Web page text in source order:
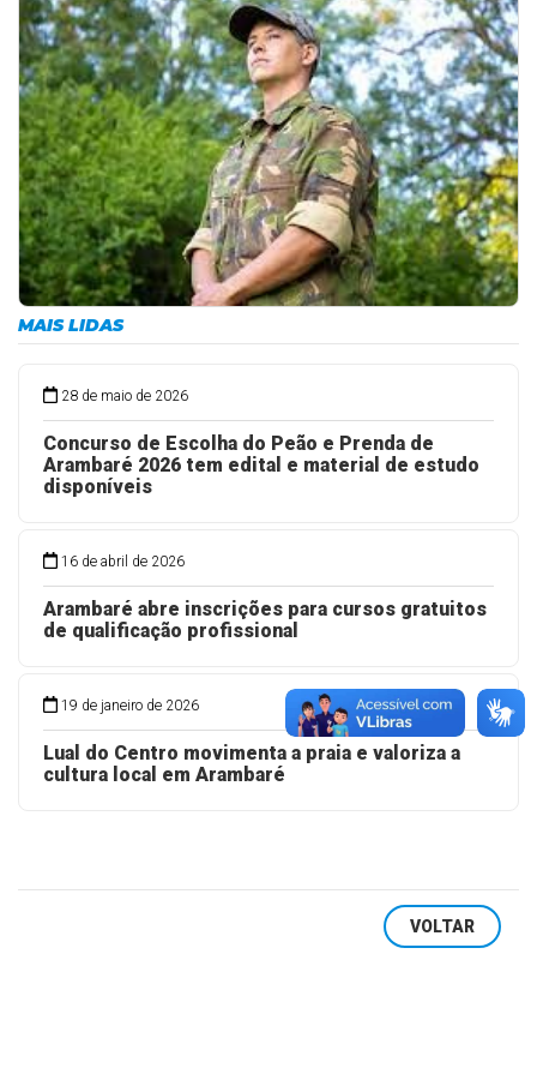
MAIS LIDAS
28 de maio de 2026
Concurso de Escolha do Peão e Prenda de
Arambaré 2026 tem edital e material de estudo
disponíveis
16 de abril de 2026
Arambaré abre inscrições para cursos gratuitos
de qualificação profissional
19 de janeiro de 2026
Lual do Centro movimenta a praia e valoriza a
cultura local em Arambaré
VOLTAR